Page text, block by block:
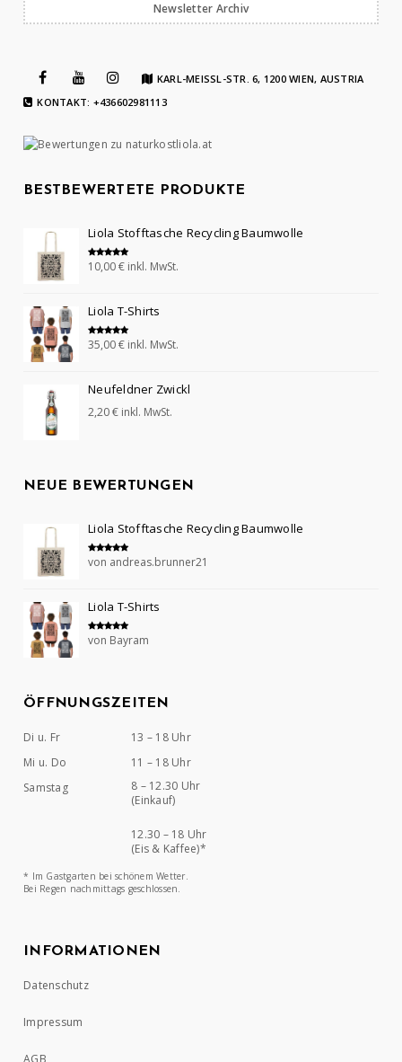
Newsletter Archiv
KARL-MEISSL-STR. 6, 1200 WIEN, AUSTRIA
KONTAKT: +436602981113
BESTBEWERTETE PRODUKTE
Liola Stofftasche Recycling Baumwolle
Bewertet mit
5.00
10,00€ inkl. MwSt.
Liola T-Shirts
Bewertet mit
5.00
35,00€ inkl. MwSt.
Neufeldner Zwickl
2,20€ inkl. MwSt.
NEUE BEWERTUNGEN
Liola Stofftasche Recycling Baumwolle
Bewertet mit
von andreas.brunner21
Liola T-Shirts
Bewertet mit
von Bayram
ÖFFNUNGSZEITEN
Di u. Fr
13 – 18 Uhr
Mi u. Do
11 – 18 Uhr
Samstag
8 – 12.30 Uhr
(Einkauf)
12.30 – 18 Uhr
(Eis & Kaffee)*
* Im Gastgarten bei schönem Wetter.
Bei Regen nachmittags geschlossen.
INFORMATIONEN
Datenschutz
Impressum